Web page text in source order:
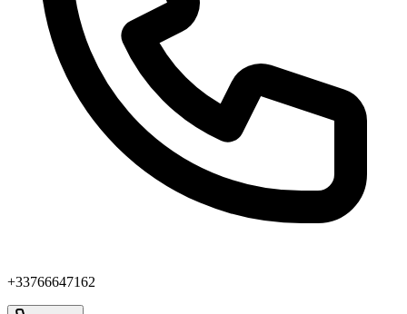
+33766647162